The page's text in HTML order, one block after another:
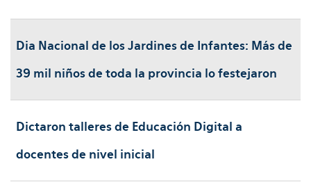
Dia Nacional de los Jardines de Infantes: Más de
39 mil niños de toda la provincia lo festejaron
Dictaron talleres de Educación Digital a
docentes de nivel inicial